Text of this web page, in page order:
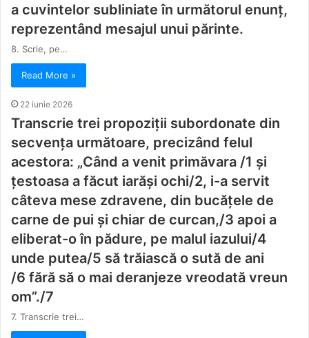
a cuvintelor subliniate în următorul enunţ,
reprezentând mesajul unui părinte.
8. Scrie, pe…
Read More »
22 iunie 2026
Transcrie trei propoziții subordonate din
secvența următoare, precizând felul
acestora: „Când a venit primăvara /1 și
țestoasa a făcut iarăşi ochi/2, i-a servit
câteva mese zdravene, din bucăţele de
carne de pui şi chiar de curcan,/3 apoi a
eliberat-o în pădure, pe malul iazului/4
unde putea/5 să trăiască o sută de ani
/6 fără să o mai deranjeze vreodată vreun
om”./7
7. Transcrie trei…